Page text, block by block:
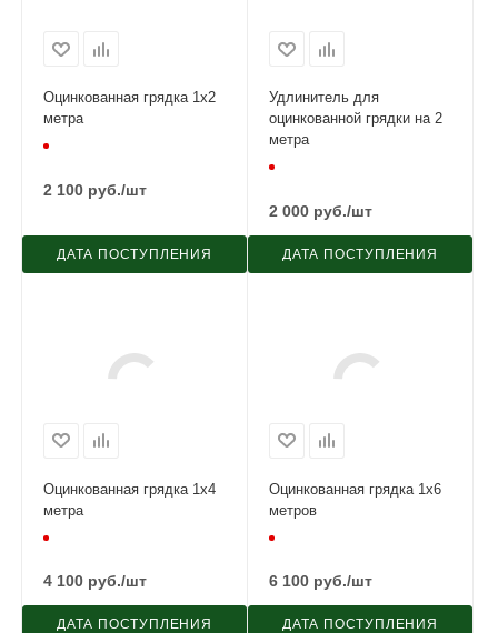
Оцинкованная грядка 1х2
метра
2 100 руб./шт
ДАТА ПОСТУПЛЕНИЯ
Удлинитель для
оцинкованной грядки на 2
метра
2 000 руб./шт
ДАТА ПОСТУПЛЕНИЯ
Оцинкованная грядка 1х4
метра
4 100 руб./шт
ДАТА ПОСТУПЛЕНИЯ
Оцинкованная грядка 1х6
метров
6 100 руб./шт
ДАТА ПОСТУПЛЕНИЯ